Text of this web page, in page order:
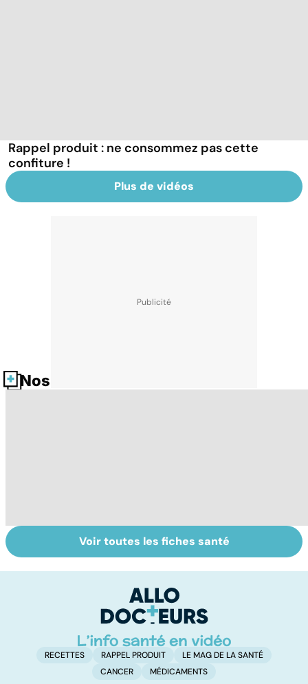
Rappel produit : ne consommez pas cette
confiture !
Plus de vidéos
Nos fiches santé
Tout savoir sur
les infections
Inflammation des
amygdales : que
d'angine ?
Voir toutes les fiches santé
RECETTES RAPPEL PRODUIT
LE MAG DE LA SANTÉ
CANCER
MÉDICAMENTS